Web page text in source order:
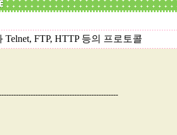
Telnet, FTP, HTTP 등의 프로토콜